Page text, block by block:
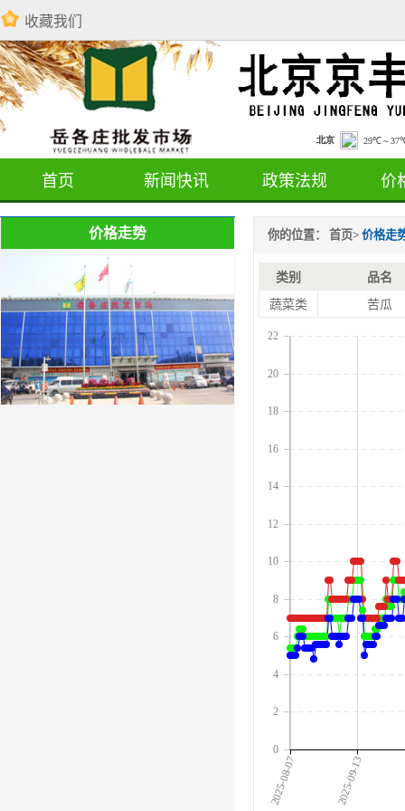
收藏我们
首页 新闻快讯 政策法规 价
价格走势 你的位置： 首页> 价格走
类别
品名
蔬菜类
苦瓜
2025-08-07 2025-09-13
0
2
4
6
8
10
12
14
16
18
20
22